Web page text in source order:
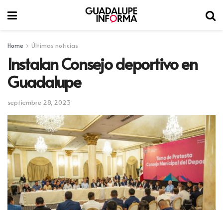
Home Últimas noticias
Instalan Consejo deportivo en
Guadalupe
septiembre 28, 2023